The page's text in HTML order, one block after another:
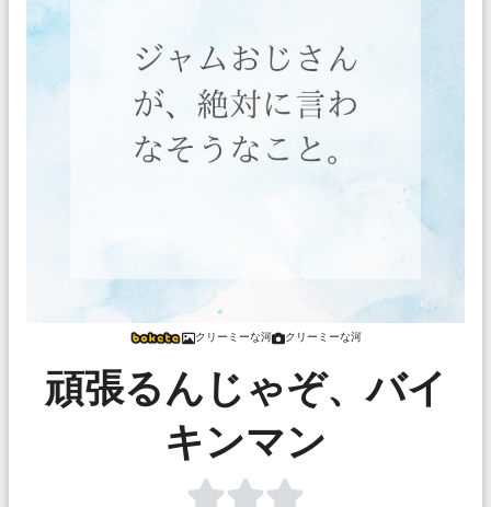
クリーミーな河 クリーミーな河
頑張るんじゃぞ、バイ
キンマン